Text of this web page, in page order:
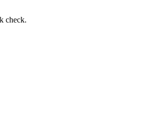
check.